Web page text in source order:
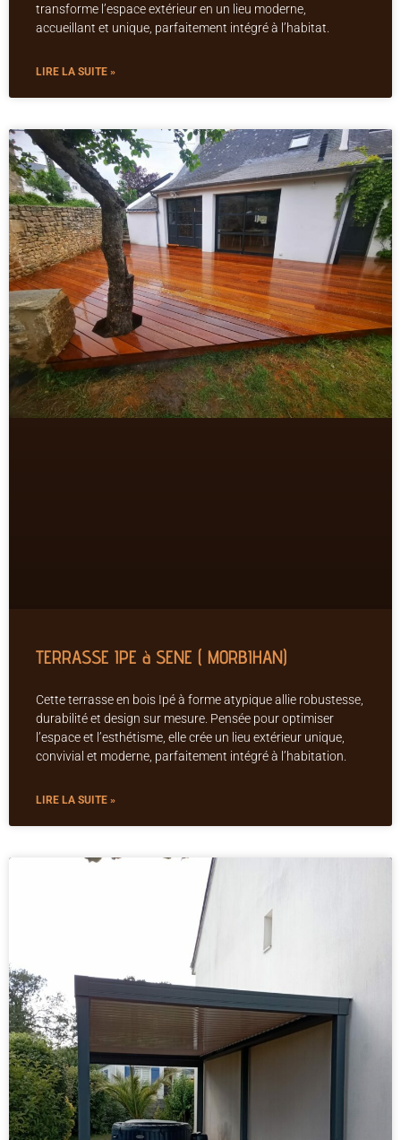
transforme l’espace extérieur en un lieu moderne,
accueillant et unique, parfaitement intégré à l’habitat.
LIRE LA SUITE »
TERRASSE IPE à SENE ( MORBIHAN)
Cette terrasse en bois Ipé à forme atypique allie robustesse,
durabilité et design sur mesure. Pensée pour optimiser
l’espace et l’esthétisme, elle crée un lieu extérieur unique,
convivial et moderne, parfaitement intégré à l’habitation.
LIRE LA SUITE »